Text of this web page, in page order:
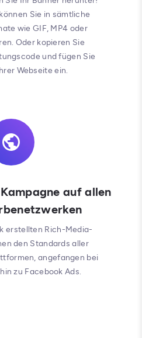
Sie in sämtliche
wie GIF, MP4 oder
Oder kopieren Sie
und fügen Sie
Webseite ein.
auf allen
erstellten Rich-Media-
den Standards aller
angefangen bei
zu Facebook Ads.